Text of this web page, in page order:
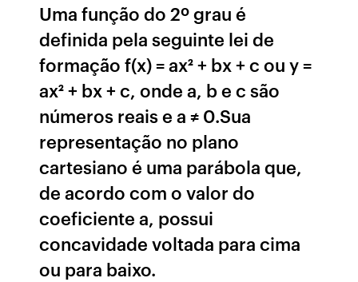
Uma função do 2º grau é
definida pela seguinte lei de
formação f(x) = ax² + bx + c ou y =
ax² + bx + c, onde a, b e c são
números reais e a ≠ 0.Sua
representação no plano
cartesiano é uma parábola que,
de acordo com o valor do
coeficiente a, possui
concavidade voltada para cima
ou para baixo.